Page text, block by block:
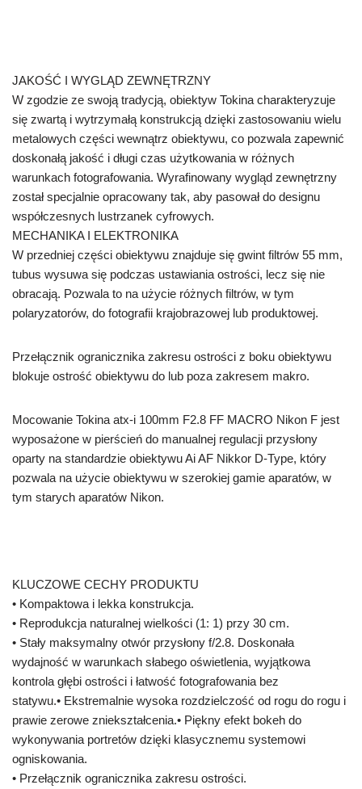
JAKOŚĆ I WYGLĄD ZEWNĘTRZNY
W zgodzie ze swoją tradycją, obiektyw Tokina charakteryzuje
się zwartą i wytrzymałą konstrukcją dzięki zastosowaniu wielu
metalowych części wewnątrz obiektywu, co pozwala zapewnić
doskonałą jakość i długi czas użytkowania w różnych
warunkach fotografowania. Wyrafinowany wygląd zewnętrzny
został specjalnie opracowany tak, aby pasował do designu
współczesnych lustrzanek cyfrowych.
MECHANIKA I ELEKTRONIKA
W przedniej części obiektywu znajduje się gwint filtrów 55 mm,
tubus wysuwa się podczas ustawiania ostrości, lecz się nie
obracają. Pozwala to na użycie różnych filtrów, w tym
polaryzatorów, do fotografii krajobrazowej lub produktowej.
Przełącznik ogranicznika zakresu ostrości z boku obiektywu
blokuje ostrość obiektywu do lub poza zakresem makro.
Mocowanie Tokina atx-i 100mm F2.8 FF MACRO Nikon F jest
wyposażone w pierścień do manualnej regulacji przysłony
oparty na standardzie obiektywu Ai AF Nikkor D-Type, który
pozwala na użycie obiektywu w szerokiej gamie aparatów, w
tym starych aparatów Nikon.
KLUCZOWE CECHY PRODUKTU
• Kompaktowa i lekka konstrukcja.
• Reprodukcja naturalnej wielkości (1: 1) przy 30 cm.
• Stały maksymalny otwór przysłony f/2.8. Doskonała
wydajność w warunkach słabego oświetlenia, wyjątkowa
kontrola głębi ostrości i łatwość fotografowania bez
statywu.• Ekstremalnie wysoka rozdzielczość od rogu do rogu i
prawie zerowe zniekształcenia.• Piękny efekt bokeh do
wykonywania portretów dzięki klasycznemu systemowi
ogniskowania.
• Przełącznik ogranicznika zakresu ostrości.